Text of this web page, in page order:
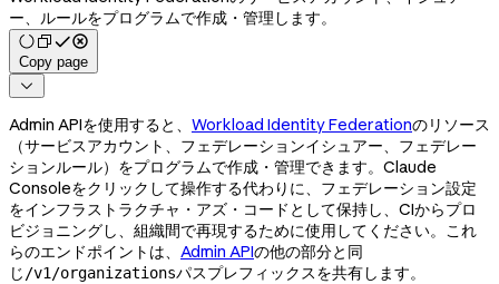
ー、ルールをプログラムで作成・管理します。
Copy page

Admin APIを使用すると、 Workload Identity Federationのリソース
（サービスアカウント、フェデレーションイシュアー、フェデレー
ションルール）をプログラムで作成・管理できます。Claude
Consoleをクリックして操作する代わりに、フェデレーション設定
をインフラストラクチャ・アズ・コードとして保持し、CIからプロ
ビジョニングし、組織間で再現するために使用してください。これ
らのエンドポイントは、 Admin APIの他の部分と同
じ /v1/organizationsパスプレフィックスを共有します。